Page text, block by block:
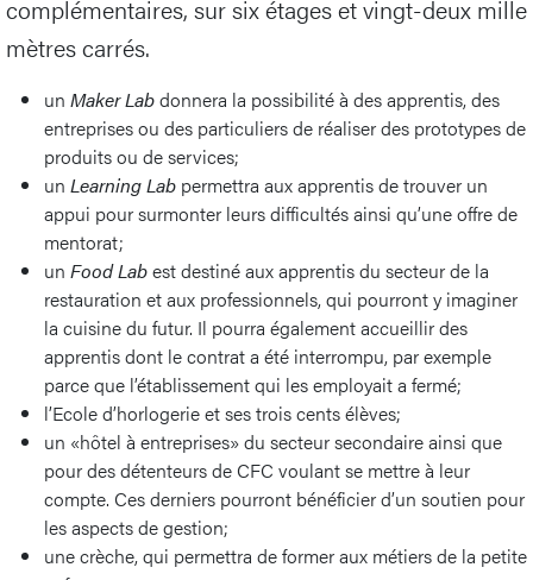
complémentaires, sur six étages et vingt-deux mille
mètres carrés.
un Maker Labdonnera la possibilité à des apprentis, des
entreprises ou des particuliers de réaliser des prototypes de
produits ou de services;
un Learning Lab permettra aux apprentis de trouver un
appui pour surmonter leurs difficultés ainsi qu’une offre de
mentorat;
un Food Labest destiné aux apprentis du secteur de la
restauration et aux professionnels, qui pourront y imaginer
la cuisine du futur. Il pourra également accueillir des
apprentis dont le contrat a été interrompu, par exemple
parce que l’établissement qui les employait a fermé;
l’Ecole d’horlogerie et ses trois cents élèves;
un «hôtel à entreprises» du secteur secondaire ainsi que
pour des détenteurs de CFC voulant se mettre à leur
compte. Ces derniers pourront bénéficier d’un soutien pour
les aspects de gestion;
une crèche, qui permettra de former aux métiers de la petite